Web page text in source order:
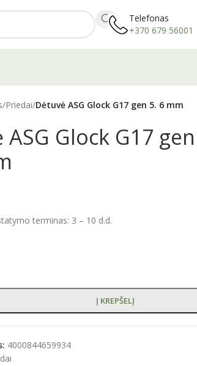
Telefonas
+370 679 56001
/Priedai/Dėtuvė ASG Glock G17 gen 5. 6 mm
ASG Glock G17 gen
terminas: 3 – 10 d.d.
Į KREPŠELĮ
4000844659934